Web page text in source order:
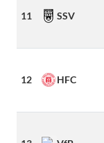
11 SSV
12 HFC